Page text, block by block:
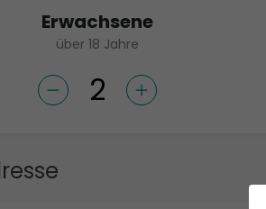
Erwachsene
über 18 Jahre